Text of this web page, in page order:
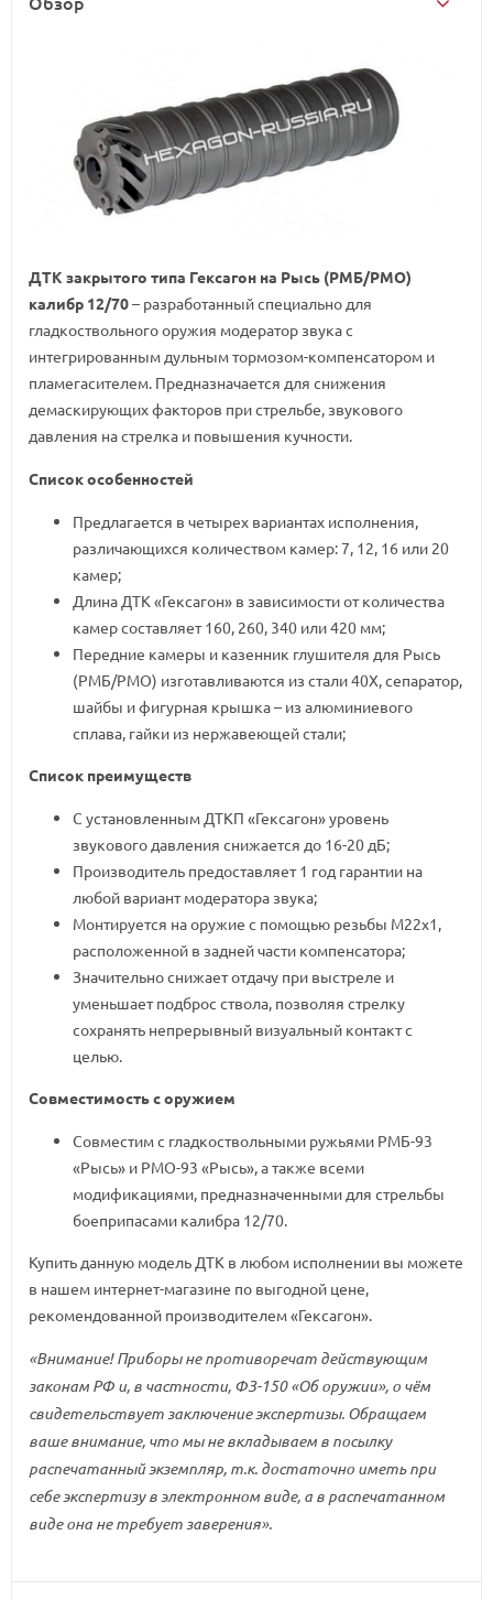
ДТК закрытого типа Гексагон на Рысь (РМБ/РМО)
калибр 12/70– разработанный специально для
гладкоствольного оружия модератор звука с
интегрированным дульным тормозом-компенсатором и
пламегасителем. Предназначается для снижения
демаскирующих факторов при стрельбе, звукового
давления на стрелка и повышения кучности.
Список особенностей
Предлагается в четырех вариантах исполнения,
различающихся количеством камер: 7, 12, 16 или 20
камер;
Длина ДТК «Гексагон» в зависимости от количества
камер составляет 160, 260, 340 или 420 мм;
Передние камеры и казенник глушителя для Рысь
(РМБ/РМО) изготавливаются из стали 40Х, сепаратор,
шайбы и фигурная крышка – из алюминиевого
сплава, гайки из нержавеющей стали;
Список преимуществ
С установленным ДТКП «Гексагон» уровень
звукового давления снижается до 16-20 дБ;
Производитель предоставляет 1 год гарантии на
любой вариант модератора звука;
Монтируется на оружие с помощью резьбы М22х1,
расположенной в задней части компенсатора;
Значительно снижает отдачу при выстреле и
уменьшает подброс ствола, позволяя стрелку
сохранять непрерывный визуальный контакт с
целью.
Совместимость с оружием
Совместим с гладкоствольными ружьями РМБ-93
«Рысь» и РМО-93 «Рысь», а также всеми
модификациями, предназначенными для стрельбы
боеприпасами калибра 12/70.
Купить данную модель ДТК в любом исполнении вы можете
в нашем интернет-магазине по выгодной цене,
рекомендованной производителем «Гексагон».
«Внимание! Приборы не противоречат действующим
законам РФ и, в частности, ФЗ-150 «Об оружии», о чём
свидетельствует заключение экспертизы. Обращаем
ваше внимание, что мы не вкладываем в посылку
распечатанный экземпляр, т.к. достаточно иметь при
себе экспертизу в электронном виде, а в распечатанном
виде она не требует заверения».